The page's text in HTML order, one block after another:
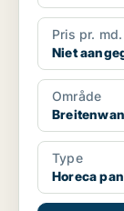
Pris pr. md.
Niet
Område
Type
Horeca